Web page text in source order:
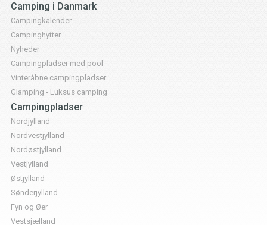
Camping i Danmark
Campingkalender
Campinghytter
Nyheder
Campingpladser med pool
Vinteråbne campingpladser
Glamping - Luksus camping
Campingpladser
Nordjylland
Nordvestjylland
Nordøstjylland
Vestjylland
Østjylland
Sønderjylland
Fyn og Øer
Vestsjælland